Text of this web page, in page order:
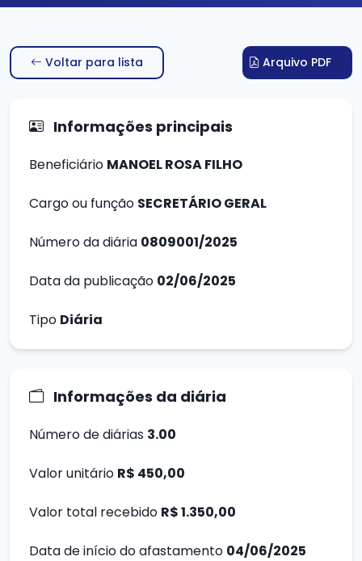
Voltar para lista Arquivo PDF
Informações principais
Beneficiário MANOEL ROSA FILHO
Cargo ou função SECRETÁRIO GERAL
Número da diária 0809001/2025
Data da publicação 02/06/2025
Tipo Diária
Informações da diária
Número de diárias 3.00
Valor unitário R$ 450,00
Valor total recebido R$ 1.350,00
Data de início do afastamento 04/06/2025